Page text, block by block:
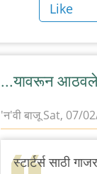
Like
...यावरून
'न'वी बाजूSat, 07/
स्टार्टर्स साठी